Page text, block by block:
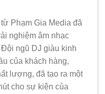
Phạm Gia Media đã
nghiệm âm nhạc
ngũ DJ giàu kinh
của khách hàng,
lượng, đã tạo ra một
cho sự kiện của